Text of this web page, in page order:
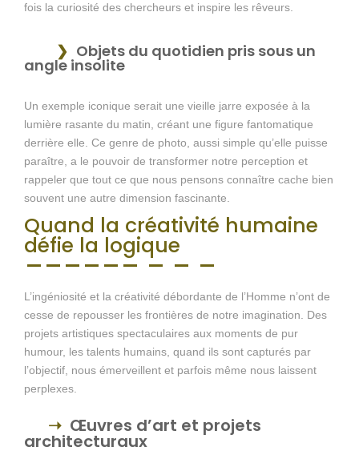
fois la curiosité des chercheurs et inspire les rêveurs.
Objets du quotidien pris sous un
angle insolite
Un exemple iconique serait une vieille jarre exposée à la
lumière rasante du matin, créant une figure fantomatique
derrière elle. Ce genre de photo, aussi simple qu’elle puisse
paraître, a le pouvoir de transformer notre perception et
rappeler que tout ce que nous pensons connaître cache bien
souvent une autre dimension fascinante.
Quand la créativité humaine
défie la logique
L’ingéniosité et la créativité débordante de l’Homme n’ont de
cesse de repousser les frontières de notre imagination. Des
projets artistiques spectaculaires aux moments de pur
humour, les talents humains, quand ils sont capturés par
l’objectif, nous émerveillent et parfois même nous laissent
perplexes.
Œuvres d’art et projets
architecturaux